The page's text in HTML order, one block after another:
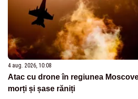
4 aug. 2026, 10:08
Atac cu drone în regiunea
morți și șase răniți